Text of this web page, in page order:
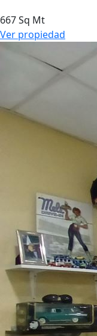
667 Sq Mt
Ver propiedad